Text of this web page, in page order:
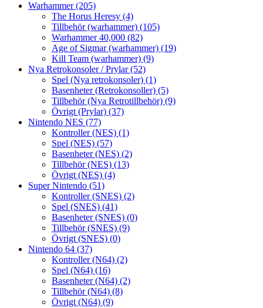
Warhammer(205)
The Horus Heresy (4)
Tillbehör (warhammer) (105)
Warhammer 40,000 (82)
Age of Sigmar (warhammer) (19)
Kill Team (warhammer) (9)
Nya Retrokonsoler / Prylar(52)
Spel (Nya retrokonsoler) (1)
Basenheter (Retrokonsoller) (5)
Tillbehör (Nya Retrotillbehör) (9)
Övrigt (Prylar) (37)
Nintendo NES (77)
Kontroller (NES) (1)
Spel (NES) (57)
Basenheter (NES) (2)
Tillbehör (NES) (13)
Övrigt (NES) (4)
Super Nintendo (51)
Kontroller (SNES) (2)
Spel (SNES) (41)
Basenheter (SNES) (0)
Tillbehör (SNES) (9)
Övrigt (SNES) (0)
Nintendo 64 (37)
Kontroller (N64) (2)
Spel (N64) (16)
Basenheter (N64) (2)
Tillbehör (N64) (8)
Övrigt (N64) (9)